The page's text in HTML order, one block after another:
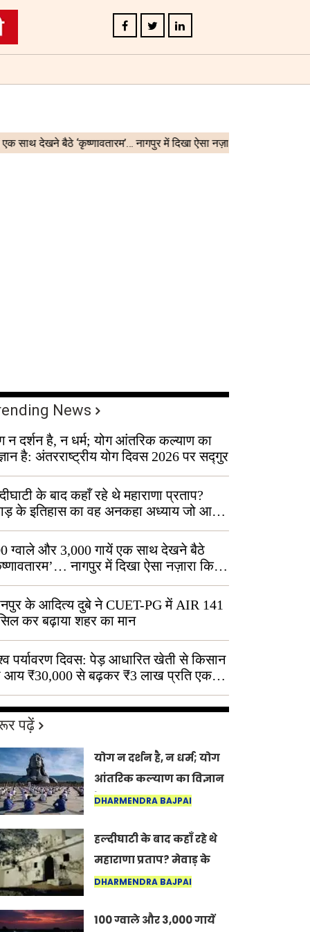
News
न दर्शन है, न धर्म; योग आंतरिक कल्याण का
है: अंतरराष्ट्रीय योग दिवस 2026 पर सद्गुर
के बाद कहाँ रहे थे महाराणा प्रताप?
के इतिहास का वह अनकहा अध्याय जो आज
में जीवित है
ग्वाले और 3,000 गायें एक साथ देखने बैठे
नागपुर में दिखा ऐसा नज़ारा कि
बोले, “ऐसा तो सिर्फ़ कृष्ण ही कर सकते हैं”
के आदित्य दुबे ने CUET-PG में AIR 141
कर बढ़ाया शहर का मान
पर्यावरण दिवस: पेड़ आधारित खेती से किसान
आय ₹30,000 से बढ़कर ₹3 लाख प्रति एकड़
पढ़ें
योग न दर्शन है, न धर्म; योग
आंतरिक कल्याण का विज्ञान
है: अंतरराष्ट्रीय योग दिवस
DHARMENDRA BAJPAI
हल्दीघाटी के बाद कहाँ रहे थे
महाराणा प्रताप? मेवाड़ के
इतिहास का वह अनकहा
में जीवित है
DHARMENDRA BAJPAI
100 ग्वाले और 3,000 गायें